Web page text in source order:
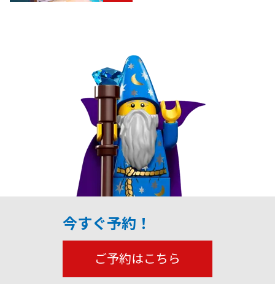
今すぐ予約！
ご予約はこちら